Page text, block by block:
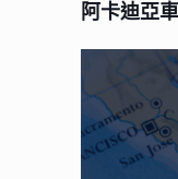
阿卡迪亞